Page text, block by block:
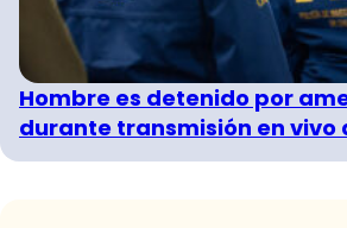
Hombre es detenido por
durante transmisión en vivo